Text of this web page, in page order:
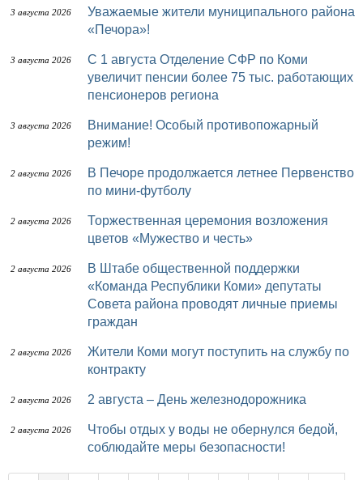
3 августа 2026
Уважаемые жители муниципального района
«Печора»!
3 августа 2026
С 1 августа Отделение СФР по Коми
увеличит пенсии более 75 тыс. работающих
пенсионеров региона
3 августа 2026
Внимание! Особый противопожарный
режим!
2 августа 2026
В Печоре продолжается летнее Первенство
по мини-футболу
2 августа 2026
Торжественная церемония возложения
цветов «Мужество и честь»
2 августа 2026
В Штабе общественной поддержки
«Команда Республики Коми» депутаты
Совета района проводят личные приемы
граждан
2 августа 2026
Жители Коми могут поступить на службу по
контракту
2 августа 2026 2 августа – День железнодорожника
2 августа 2026
Чтобы отдых у воды не обернулся бедой,
соблюдайте меры безопасности!